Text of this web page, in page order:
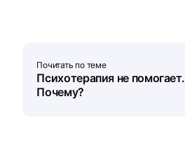
Почитать по теме
Психотерапия не помогает.
Почему?